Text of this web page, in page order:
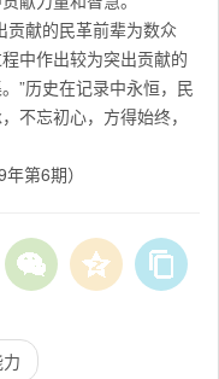
贡献的民革前辈为数众
中作出较为突出贡献的
”历史在记录中永恒，民
不忘初心，方得始终，
第6期）